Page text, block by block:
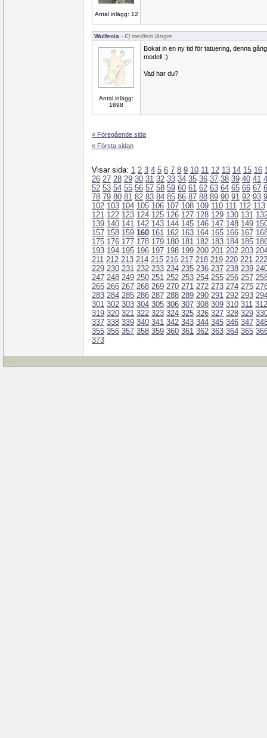
Antal inlägg: 12
Wulfenia - Ej medlem längre
Antal inlägg:
1898
Bokat in en ny tid för tatuering, denna
modell :)
Vad har du?
« Föregående sida
« Första sidan
Visar sida: 1 2 3 4 5 6 7 8 9 10 11 12 13 14 15 16
26 27 28 29 30 31 32 33 34 35 36 37 38 39 40 41
52 53 54 55 56 57 58 59 60 61 62 63 64 65 66 67
78 79 80 81 82 83 84 85 86 87 88 89 90 91 92 93
102 103 104 105 106 107 108 109 110 111 112 113
121 122 123 124 125 126 127 128 129 130 131
139 140 141 142 143 144 145 146 147 148 149
157 158 159 160 161 162 163 164 165 166 167
175 176 177 178 179 180 181 182 183 184 185
193 194 195 196 197 198 199 200 201 202 203
211 212 213 214 215 216 217 218 219 220 221 222
229 230 231 232 233 234 235 236 237 238 239
247 248 249 250 251 252 253 254 255 256 257
265 266 267 268 269 270 271 272 273 274 275
283 284 285 286 287 288 289 290 291 292 293
301 302 303 304 305 306 307 308 309 310 311 312
319 320 321 322 323 324 325 326 327 328 329
337 338 339 340 341 342 343 344 345 346 347
355 356 357 358 359 360 361 362 363 364 365
373